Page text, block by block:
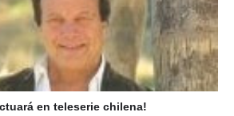
en teleserie chilena!